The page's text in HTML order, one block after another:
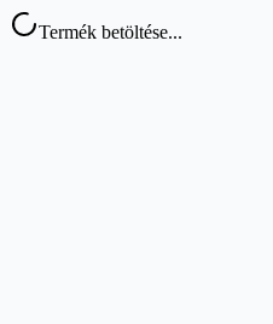
Termék betöltése...